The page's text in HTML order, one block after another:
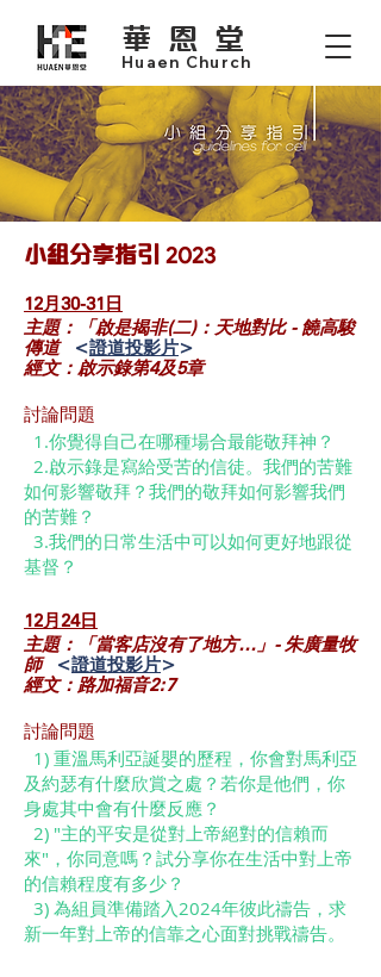
Huaen Church
華恩堂
小組分享指引 2023
12月30-31日
主題：「啟是揭非(二)：天地對比 - 饒高駿
傳道
<證道投影片>
經文：啟示錄第4及5章
討論問題
1.你覺得自己在哪種場合最能敬拜神？
2.啟示錄是寫給受苦的信徒。我們的苦難
如何影響敬拜？我們的敬拜如何影響我們
的苦難？
3.我們的日常生活中可以如何更好地跟從
基督？
12月24日
主題：「當客店沒有了地方…」- 朱廣量牧
師
<證道投影片>
經文：路加福音2:7
討論問題
1) 重溫馬利亞誕嬰的歷程，你會對馬利亞
及約瑟有什麼欣賞之處？若你是他們，你
身處其中會有什麼反應？
2) "主的平安是從對上帝絕對的信賴而
來"，你同意嗎？試分享你在生活中對上帝
的信賴程度有多少？
3) 為組員準備踏入2024年彼此禱告，求
新一年對上帝的信靠之心面對挑戰禱告。